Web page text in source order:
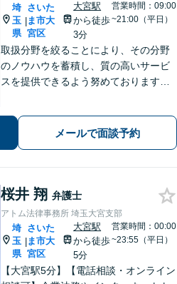
埼
玉
県
|
さいた
ま市大
宮区
大宮駅
から徒歩
3分
営業時間：09:00
~21:00（平日）
取扱分野を絞ることにより、その分野
のノウハウを蓄積し、質の高いサービ
スを提供できるよう努めております。
メールで面談予約
桜井 翔 弁護士
アトム法律事務所 埼玉大宮支部
埼
玉
県
|
さいた
ま市大
宮区
大宮駅
から徒歩
5分
営業時間：00:00
~23:55（平日）
【大宮駅5分】【電話相談・オンライン